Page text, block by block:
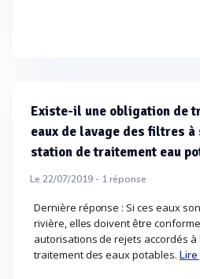
Existe-il une obligation de
eaux de lavage des filtres à
station de traitement eau
Le 22/07/2019 - 1réponse
Dernière réponse : Si ces eaux
rivière, elles doivent être
autorisations de rejets accordés à
traitement des eaux potables. Lire